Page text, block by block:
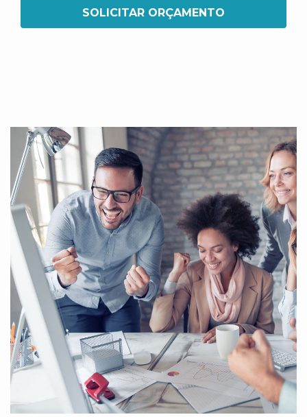
SOLICITAR ORÇAMENTO